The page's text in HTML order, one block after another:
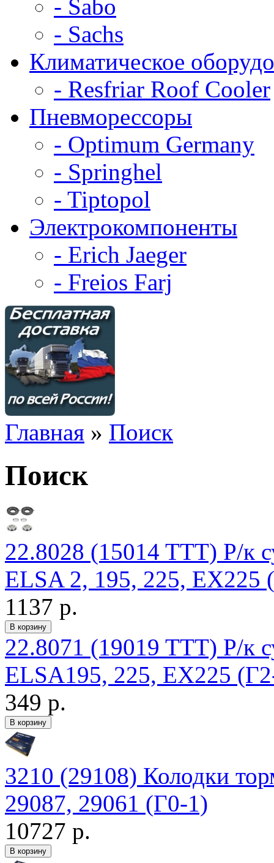
- Sabo
- Sachs
Климатическое
- Resfriar Roof Cooler
Пневморессоры
- Optimum Germany
- Springhel
- Tiptopol
Электрокомпоненты
- Erich Jaeger
- Freios Farj
Главная » Поиск
Поиск
22.8028 (15014 TTT) Р/к
ELSA 2, 195, 225, EX225
1137 р.
22.8071 (19019 TTT) Р/к
ELSA195, 225, EX225
349 р.
3210 (29108) Колодки
29087, 29061 (Г0-1)
10727 р.